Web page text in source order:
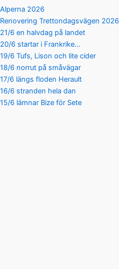
Alperna 2026
Renovering Trettondagsvägen 2026
21/6 en halvdag på landet
20/6 startar i Frankrike…
19/6 Tufs, Lison och lite cider
18/6 norrut på småvägar
17/6 längs floden Herault
16/6 stranden hela dan
15/6 lämnar Bize för Sete